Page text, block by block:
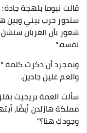
قالت نيوما بلهجة
ستدور حرب بيني وبين
شعور بأن الغربان
نفسه."
وبمجرد أن ذكرت كلمة
والعم غلين جادين.
سألت العمة بريجيت
مملكة هازلدن أيضًا،
وجودكِ هنا؟"